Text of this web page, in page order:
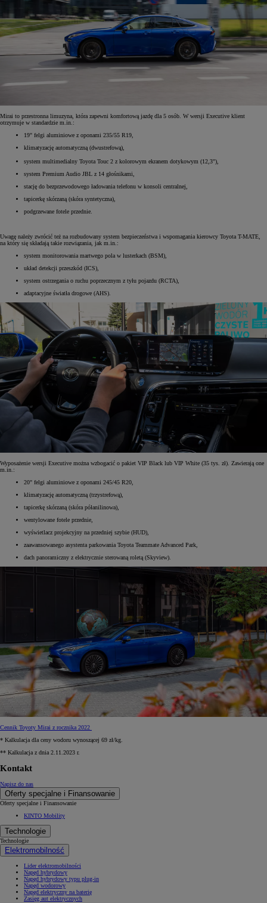
Mirai to przestronna limuzyna, która zapewni komfortową jazdę dla 5 osób. W wersji Executive klient
otrzymuje w standardzie m.in.:
19" felgi aluminiowe z oponami 235/55 R19,
klimatyzację automatyczną (dwustrefową),
system multimedialny Toyota Touc 2 z kolorowym ekranem dotykowym (12,3"),
system Premium Audio JBL z 14 głośnikami,
stację do bezprzewodowego ładowania telefonu w konsoli centralnej,
tapicerkę skórzaną (skóra syntetyczna),
podgrzewane fotele przednie.
Uwagę należy zwrócić też na rozbudowany system bezpieczeństwa i wspomagania kierowcy Toyota T-MATE,
na który się składają takie rozwiązania, jak m.in.:
system monitorowania martwego pola w lusterkach (BSM),
układ detekcji przeszkód (ICS),
system ostrzegania o ruchu poprzecznym z tyłu pojazdu (RCTA),
adaptacyjne światła drogowe (AHS).
Wyposażenie wersji Executive można wzbogacić o pakiet VIP Black lub VIP White (35 tys. zł). Zawierają one
m.in.:
20" felgi aluminiowe z oponami 245/45 R20,
klimatyzację automatyczną (trzystrefową),
tapicerkę skórzaną (skóra półanilinowa),
wentylowane fotele przednie,
wyświetlacz projekcyjny na przedniej szybie (HUD),
zaawansowanego asystenta parkowania Toyota Teammate Advanced Park,
dach panoramiczny z elektrycznie sterowaną roletą (Skyview).
Cennik Toyoty Mirai z rocznika 2022
* Kalkulacja dla ceny wodoru wynoszącej 69 zł/kg.
** Kalkulacja z dnia 2.11.2023 r.
Kontakt
Napisz do nas
Oferty specjalne i Finansowanie
Oferty specjalne i Finansowanie
KINTO Mobility
Technologie
Technologie
Elektromobilność
Lider elektromobilności
Napęd hybrydowy
Napęd hybrydowy typu plug-in
Napęd wodorowy
Napęd elektryczny na baterię
Zasięg aut elektrycznych